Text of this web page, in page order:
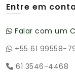
Entre em
Falar com um
+55 61 99558-
61 3546-4468